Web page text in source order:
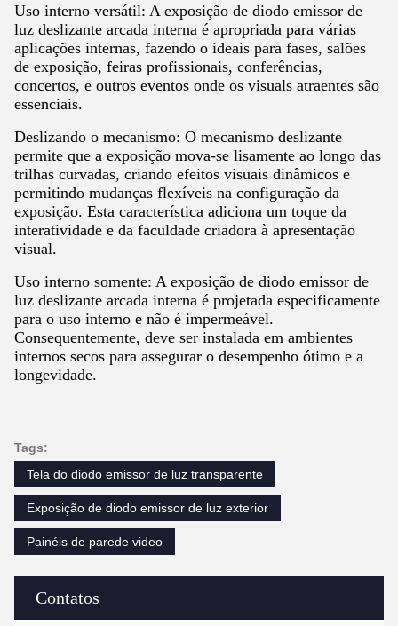
Contatos
Uso interno versátil: A exposição de diodo emissor de
luz deslizante arcada interna é apropriada para várias
aplicações internas, fazendo o ideais para fases, salões
de exposição, feiras profissionais, conferências,
concertos, e outros eventos onde os visuals atraentes são
essenciais.
Deslizando o mecanismo: O mecanismo deslizante
permite que a exposição mova-se lisamente ao longo das
trilhas curvadas, criando efeitos visuais dinâmicos e
permitindo mudanças flexíveis na configuração da
exposição. Esta característica adiciona um toque da
interatividade e da faculdade criadora à apresentação
visual.
Uso interno somente: A exposição de diodo emissor de
luz deslizante arcada interna é projetada especificamente
para o uso interno e não é impermeável.
Consequentemente, deve ser instalada em ambientes
internos secos para assegurar o desempenho ótimo e a
longevidade.
Tags:
Tela do diodo emissor de luz transparente
Exposição de diodo emissor de luz exterior
Painéis de parede video